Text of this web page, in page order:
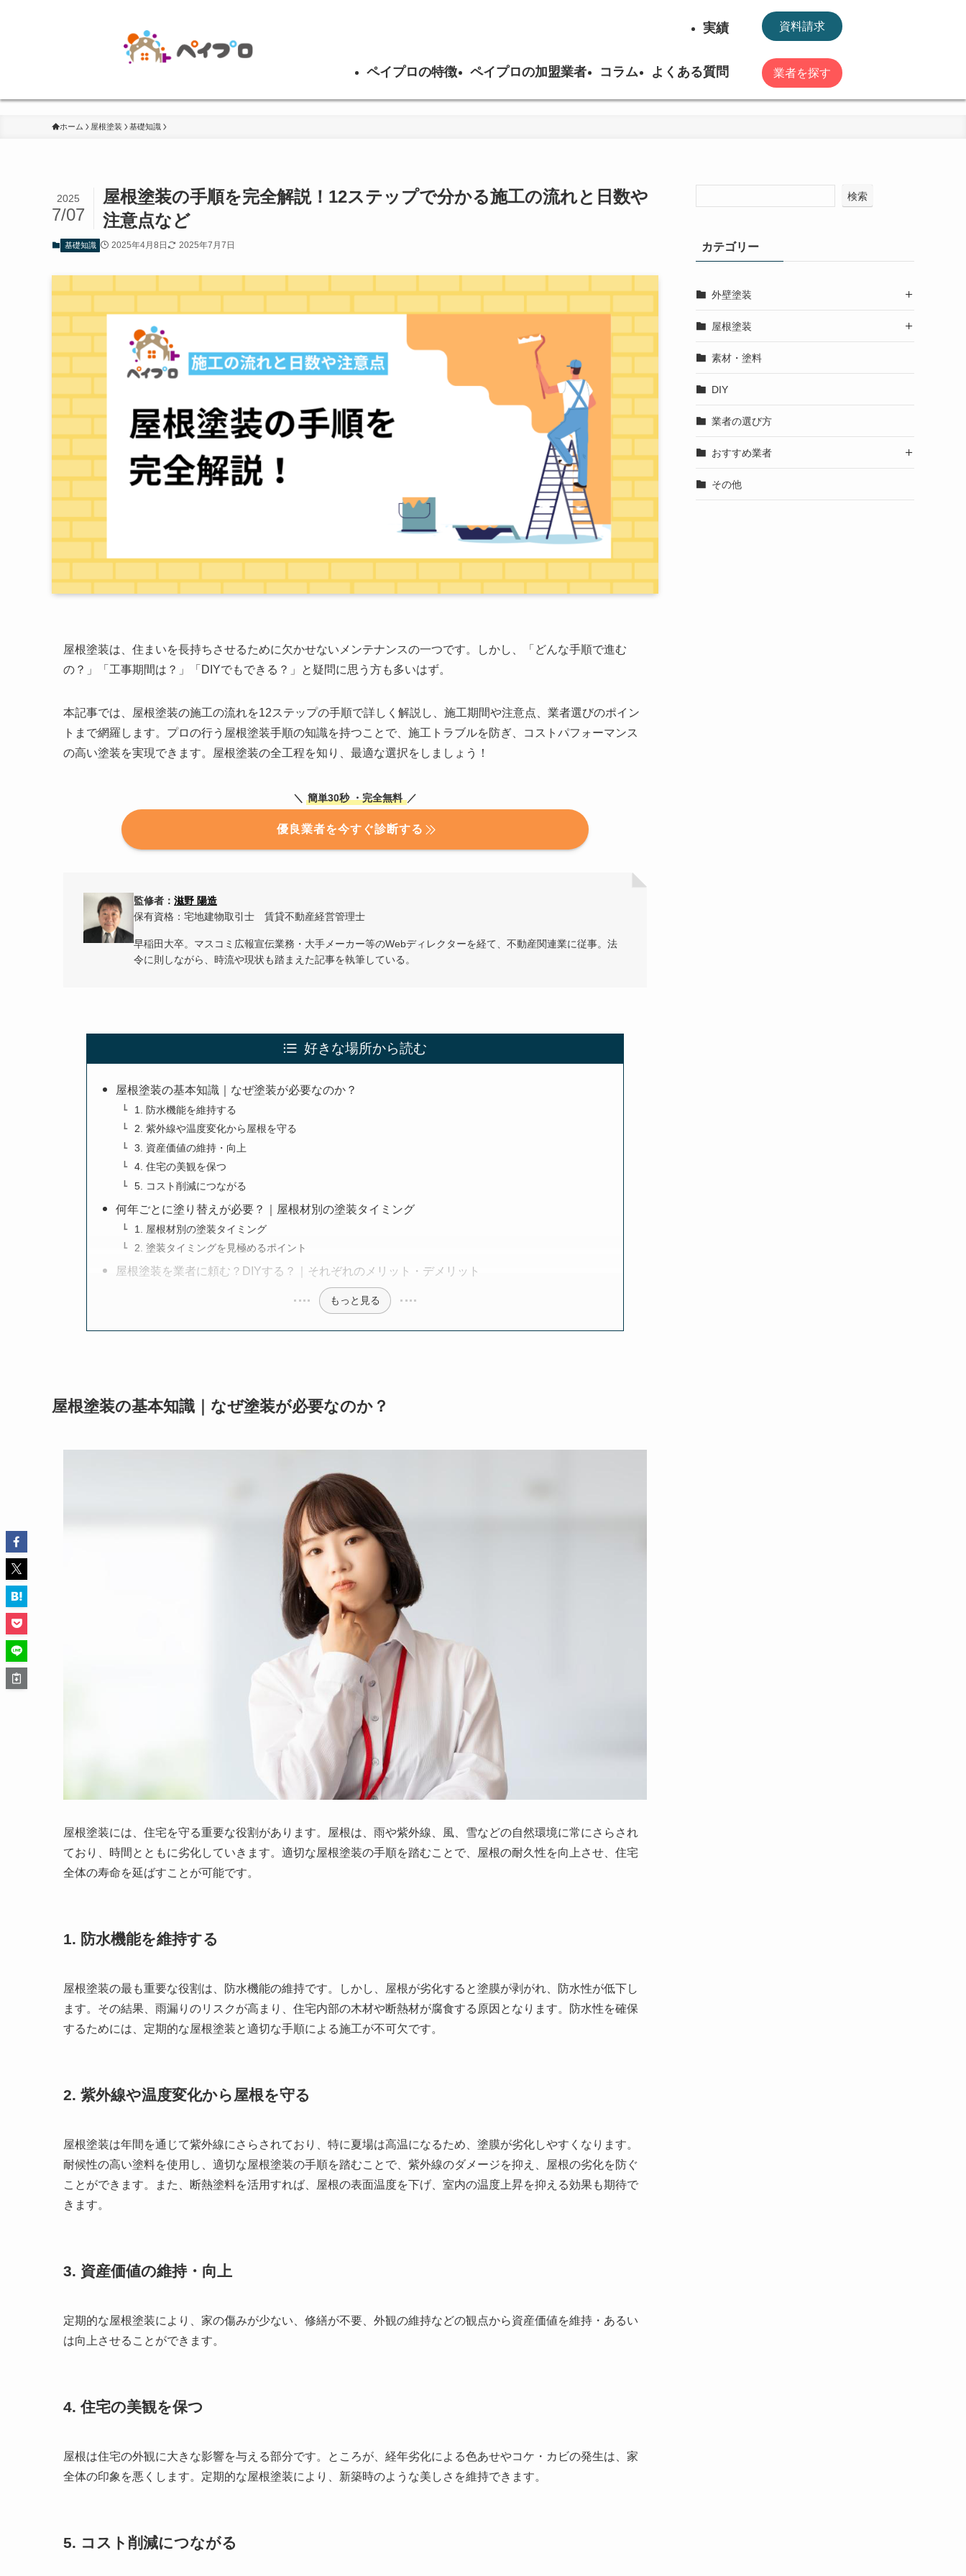
実績
ペイプロの特徴 ペイプロの加盟業者 コラム よくある質問
資料請求
業者を探す
ホーム 屋根塗装 基礎知識
屋根塗装の手順を完全解説！12ステップで分かる施工の流れと日数や
注意点など
2025
7/07
基礎知識 2025年4月8日 2025年7月7日
屋根塗装は、住まいを長持ちさせるために欠かせないメンテナンスの一つです。しかし、「どんな手順で進む
の？」「工事期間は？」「DIYでもできる？」と疑問に思う方も多いはず。
本記事では、屋根塗装の施工の流れを12ステップの手順で詳しく解説し、施工期間や注意点、業者選びのポイン
トまで網羅します。プロの行う屋根塗装手順の知識を持つことで、施工トラブルを防ぎ、コストパフォーマンス
の高い塗装を実現できます。屋根塗装の全工程を知り、最適な選択をしましょう！
＼ 簡単30秒 ・完全無料 ／
優良業者を今すぐ診断する
監修者： 滋野 陽造
保有資格：宅地建物取引士 賃貸不動産経営管理士
早稲田大卒。マスコミ広報宣伝業務・大手メーカー等のWebディレクターを経て、不動産関連業に従事。法
令に則しながら、時流や現状も踏まえた記事を執筆している。
好きな場所から読む
屋根塗装の基本知識｜なぜ塗装が必要なのか？
1. 防水機能を維持する
2. 紫外線や温度変化から屋根を守る
3. 資産価値の維持・向上
4. 住宅の美観を保つ
5. コスト削減につながる
何年ごとに塗り替えが必要？｜屋根材別の塗装タイミング
1. 屋根材別の塗装タイミング
2. 塗装タイミングを見極めるポイント
屋根塗装を業者に頼む？DIYする？｜それぞれのメリット・デメリット
もっと見る
屋根塗装の基本知識｜なぜ塗装が必要なのか？
屋根塗装には、住宅を守る重要な役割があります。屋根は、雨や紫外線、風、雪などの自然環境に常にさらされ
ており、時間とともに劣化していきます。適切な屋根塗装の手順を踏むことで、屋根の耐久性を向上させ、住宅
全体の寿命を延ばすことが可能です。
1. 防水機能を維持する
屋根塗装の最も重要な役割は、防水機能の維持です。しかし、屋根が劣化すると塗膜が剥がれ、防水性が低下し
ます。その結果、雨漏りのリスクが高まり、住宅内部の木材や断熱材が腐食する原因となります。防水性を確保
するためには、定期的な屋根塗装と適切な手順による施工が不可欠です。
2. 紫外線や温度変化から屋根を守る
屋根塗装は年間を通じて紫外線にさらされており、特に夏場は高温になるため、塗膜が劣化しやすくなります。
耐候性の高い塗料を使用し、適切な屋根塗装の手順を踏むことで、紫外線のダメージを抑え、屋根の劣化を防ぐ
ことができます。また、断熱塗料を活用すれば、屋根の表面温度を下げ、室内の温度上昇を抑える効果も期待で
きます。
3. 資産価値の維持・向上
定期的な屋根塗装により、家の傷みが少ない、修繕が不要、外観の維持などの観点から資産価値を維持・あるい
は向上させることができます。
4. 住宅の美観を保つ
屋根は住宅の外観に大きな影響を与える部分です。ところが、経年劣化による色あせやコケ・カビの発生は、家
全体の印象を悪くします。定期的な屋根塗装により、新築時のような美しさを維持できます。
5. コスト削減につながる
検索
カテゴリー
外壁塗装 
屋根塗装 
素材・塗料
DIY
業者の選び方
おすすめ業者 
その他